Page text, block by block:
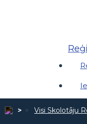
Visi Skolotāju